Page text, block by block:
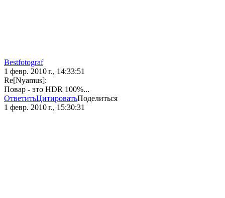
Bestfotograf
1 февр. 2010 г., 14:33:51
Re[Nyamus]:
Повар - это HDR 100%...
ОтветитьЦитироватьПоделиться
1 февр. 2010 г., 15:30:31